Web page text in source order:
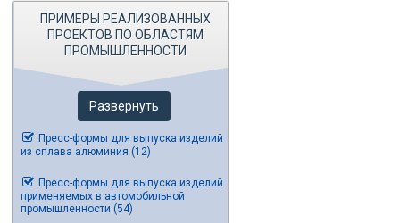
ПРИМЕРЫ РЕАЛИЗОВАННЫХ
ПРОЕКТОВ ПО ОБЛАСТЯМ
ПРОМЫШЛЕННОСТИ
Развернуть
Пресс-формы для выпуска изделий
из сплава алюминия (12)
Пресс-формы для выпуска изделий
применяемых в автомобильной
промышленности (54)